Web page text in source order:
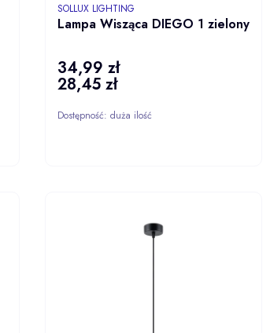
Lampa Wisząca DIEGO 1 zielony
PRODUCENT
SOLLUX LIGHTING
Cena
34,99 zł
Cena
28,45 zł
Dostępność: duża ilość